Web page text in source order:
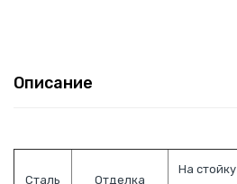
Описание
Сталь Отделка
На стойку